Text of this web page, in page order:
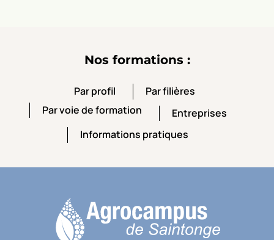
Nos formations :
Par profil
Par profil
Par filières
Par filières
Par voie de formation
Par voie de formation
Entreprises
Informations pratiques